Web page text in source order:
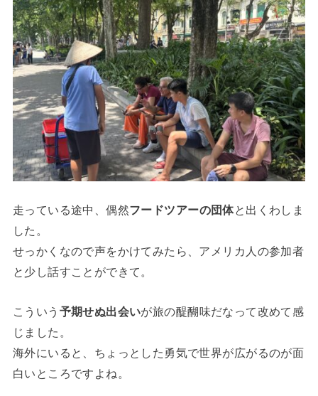
走っている途中、偶然フードツアーの団体と出くわしま
した。
せっかくなので声をかけてみたら、アメリカ人の参加者
と少し話すことができて。
こういう 予期せぬ出会いが旅の醍醐味だなって改めて感
じました。
海外にいると、ちょっとした勇気で世界が広がるのが面
白いところですよね。